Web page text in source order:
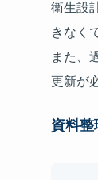
衛生設
きなく
また、
更新が
資料整